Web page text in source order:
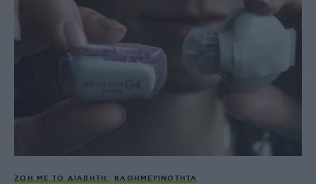
ΖΩΉ ΜΕ ΤΟ ΔΙΑΒΉΤΗ ΚΑΘΗΜΕΡΙΝΌΤΗΤΑ